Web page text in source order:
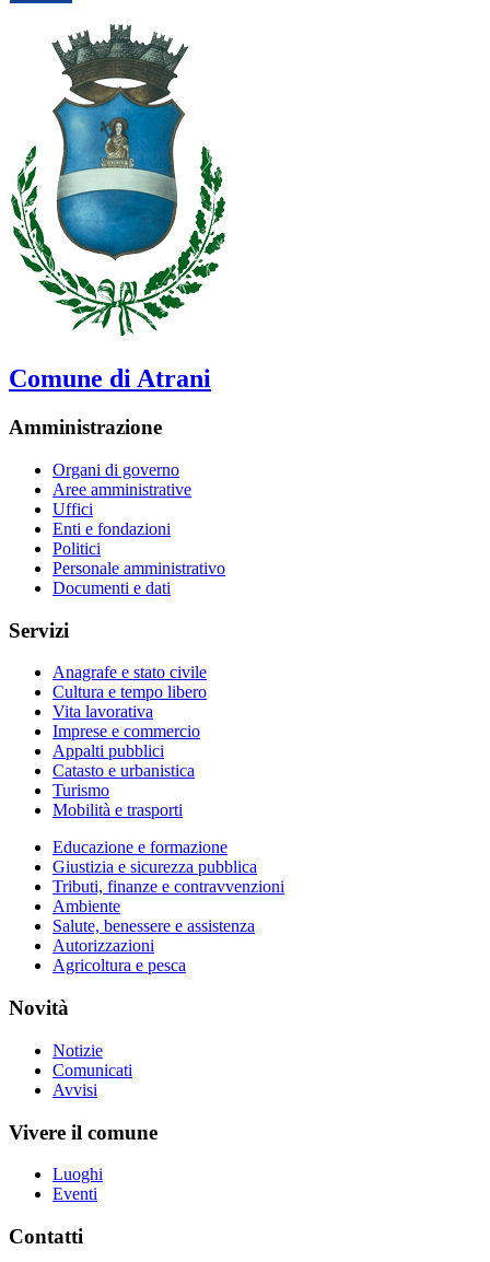
Comune di Atrani
Amministrazione
Organi di governo
Aree amministrative
Uffici
Enti e fondazioni
Politici
Personale amministrativo
Documenti e dati
Servizi
Anagrafe e stato civile
Cultura e tempo libero
Vita lavorativa
Imprese e commercio
Appalti pubblici
Catasto e urbanistica
Turismo
Mobilità e trasporti
Educazione e formazione
Giustizia e sicurezza pubblica
Tributi, finanze e contravvenzioni
Ambiente
Salute, benessere e assistenza
Autorizzazioni
Agricoltura e pesca
Novità
Notizie
Comunicati
Avvisi
Vivere il comune
Luoghi
Eventi
Contatti